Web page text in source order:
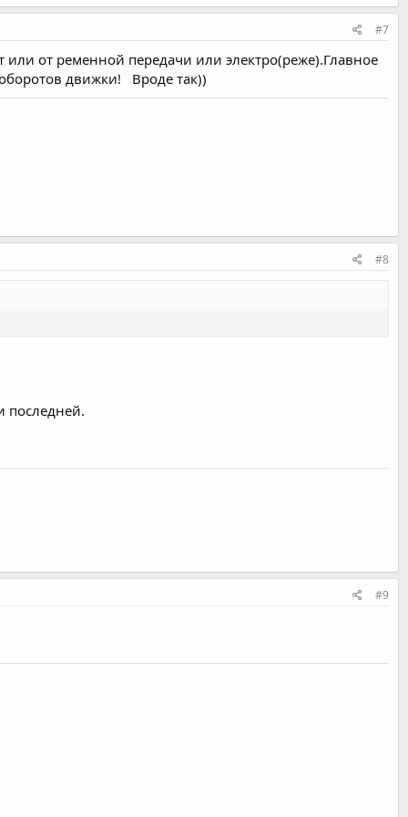
#7
или от ременной передачи или электро(реже).Главное
движки! Вроде так))
#8
последней.
#9